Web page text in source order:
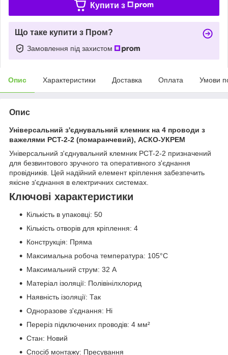
Купити з
Що таке купити з Пром?
Замовлення під захистом
Опис Характеристики Доставка Оплата Умови
Опис
Універсальний з'єднувальний клемник на 4 проводи з
важелями PCT-2-2 (помаранчевий), АСКО-УКРЕМ
Універсальний з'єднувальний клемник PCT-2-2 призначений
для безвинтового зручного та оперативного з'єднання
провідників. Цей надійний елемент кріплення забезпечить
якісне з'єднання в електричних системах.
Ключові характеристики
Кількість в упаковці: 50
Кількість отворів для кріплення: 4
Конструкція: Пряма
Максимальна робоча температура: 105°C
Максимальний струм: 32 А
Матеріал ізоляції: Полівінілхлорид
Наявність ізоляції: Так
Одноразове з'єднання: Ні
Переріз підключених проводів: 4 мм²
Стан: Новий
Спосіб монтажу: Пресування